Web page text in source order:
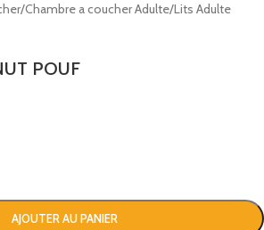
/Chambre a coucher Adulte/Lits Adulte
POUF
AJOUTER AU PANIER